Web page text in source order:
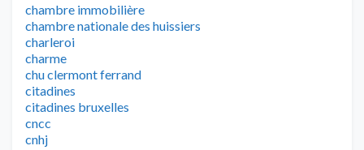
chambre immobilière
chambre nationale des huissiers
charleroi
charme
chu clermont ferrand
citadines
citadines bruxelles
cncc
cnhj